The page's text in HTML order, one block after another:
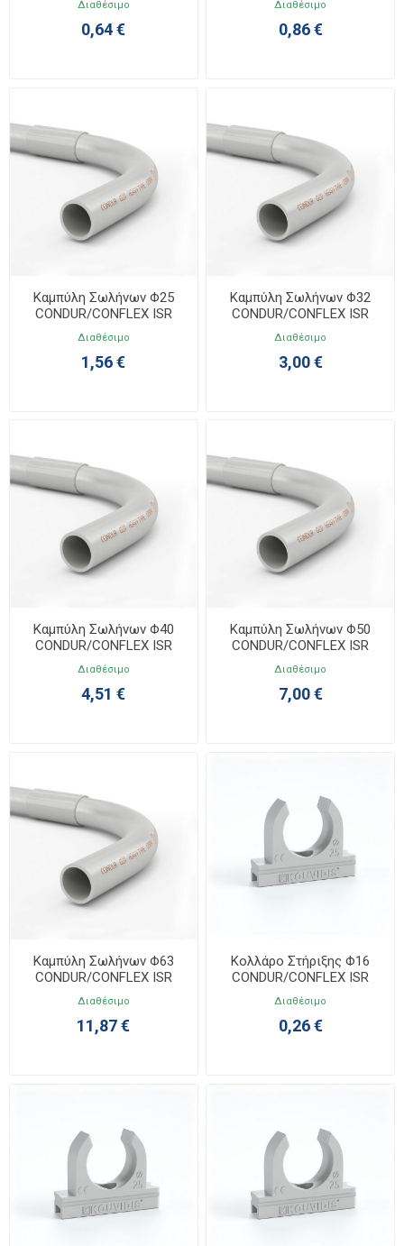
Διαθέσιμο
0,64 €
Διαθέσιμο
0,86 €
Καμπύλη Σωλήνων Φ25
CONDUR/CONFLEX ISR
4038025
Διαθέσιμο
1,56 €
Καμπύλη Σωλήνων Φ32
CONDUR/CONFLEX ISR
4038032
Διαθέσιμο
3,00 €
Καμπύλη Σωλήνων Φ40
CONDUR/CONFLEX ISR
4038040
Διαθέσιμο
4,51 €
Καμπύλη Σωλήνων Φ50
CONDUR/CONFLEX ISR
4038050
Διαθέσιμο
7,00 €
Καμπύλη Σωλήνων Φ63
CONDUR/CONFLEX ISR
4038063
Διαθέσιμο
11,87 €
Κολλάρο Στήριξης Φ16
CONDUR/CONFLEX ISR
4033016
Διαθέσιμο
0,26 €